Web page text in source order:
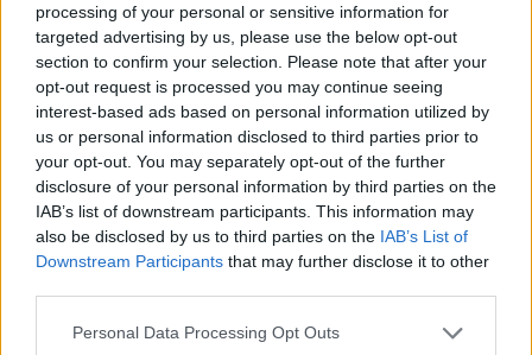
processing of your personal or sensitive information for
targeted advertising by us, please use the below opt-out
section to confirm your selection. Please note that after your
opt-out request is processed you may continue seeing
interest-based ads based on personal information utilized by
us or personal information disclosed to third parties prior to
your opt-out. You may separately opt-out of the further
disclosure of your personal information by third parties on the
IAB’s list of downstream participants. This information may
also be disclosed by us to third parties on the IAB’s List of
Downstream Participants that may further disclose it to other
Please note that this website/app uses one or more Google
Personal Data Processing Opt Outs
Υπενθύμισε πως «αν αποφασίζαμε να κάνουμε
όσα είχε προτείνει το ΠΑΣΟΚ στη Θεσσαλονίκη,
σήμερα τους πολίτες; Είδατε ότι ήρθε ο πόλεμος,